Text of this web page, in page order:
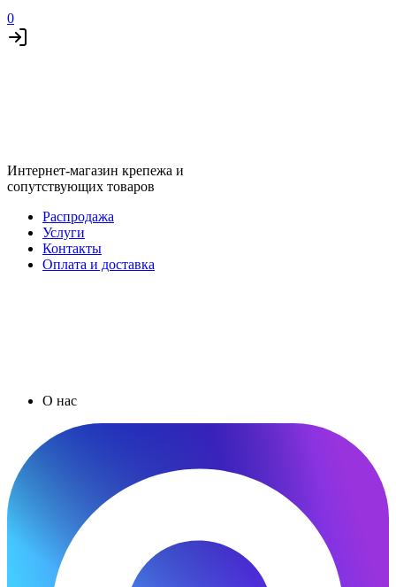
0
Интернет-магазин крепежа и
сопутствующих товаров
Распродажа
Услуги
Контакты
Оплата и доставка
О нас